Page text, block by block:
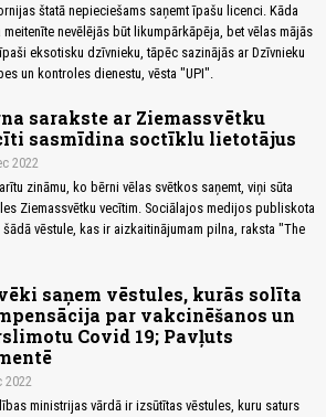
štatā nepieciešams saņemt īpašu licenci. Kāda
meitenīte nevēlējās būt likumpārkāpēja, bet vēlas mājās
eksotisku dzīvnieku, tāpēc sazinājās ar Dzīvnieku
un kontroles dienestu, vēsta "UPI".
sarakste ar Ziemassvētku
sasmīdina soctīklu lietotājus
2022
zināmu, ko bērni vēlas svētkos saņemt, viņi sūta
Ziemassvētku vecītim. Sociālajos medijos publiskota
šādā vēstule, kas ir aizkaitinājumam pilna, raksta "The
saņem vēstules, kurās solīta
par vakcinēšanos un
Covid 19; Pavļuts
2022
ministrijas vārdā ir izsūtītas vēstules, kuru saturs